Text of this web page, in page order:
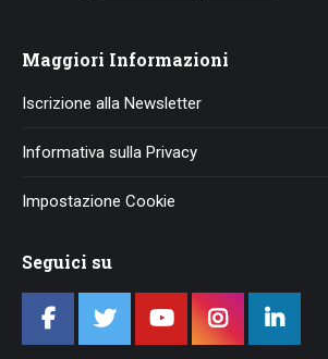
Maggiori Informazioni
Iscrizione alla Newsletter
Informativa sulla Privacy
Impostazione Cookie
Seguici su